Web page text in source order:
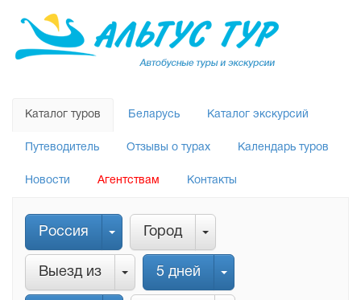
Каталог туров Беларусь Каталог экскурсий
Путеводитель Отзывы о турах Календарь туров
Новости Агентствам Контакты
Россия Город
Выезд из 5 дней